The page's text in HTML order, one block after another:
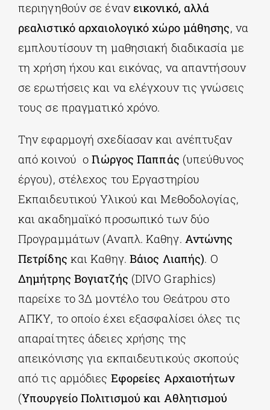
περιηγηθούν σε έναν εικονικό, αλλά
ρεαλιστικό αρχαιολογικό χώρο μάθησης, να
εμπλουτίσουν τη μαθησιακή διαδικασία με
τη χρήση ήχου και εικόνας, να απαντήσουν
σε ερωτήσεις και να ελέγχουν τις γνώσεις
τους σε πραγματικό χρόνο.
Την εφαρμογή σχεδίασαν και ανέπτυξαν
από κοινού οΓιώργος Παππάς (υπεύθυνος
έργου), στέλεχος του Εργαστηρίου
Εκπαιδευτικού Υλικού και Μεθοδολογίας,
και ακαδημαϊκό προσωπικό των δύο
Προγραμμάτων (Αναπλ. Καθηγ. Αντώνης
Πετρίδης και Καθηγ. Βάιος Λιαπής). Ο
Δημήτρης Βογιατζής (DIVO Graphics)
παρείχε το 3Δ μοντέλο του Θεάτρου στο
ΑΠΚΥ, το οποίο έχει εξασφαλίσει όλες τις
απαραίτητες άδειες χρήσης της
απεικόνισης για εκπαιδευτικούς σκοπούς
από τις αρμόδιες Εφορείες Αρχαιοτήτων
(Υπουργείο Πολιτισμού και Αθλητισμού